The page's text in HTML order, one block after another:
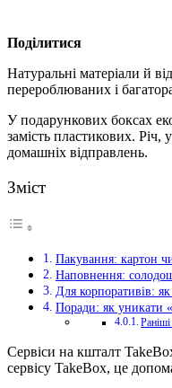
Поділитися
Натуральні матеріали й
перероблюваних і
У подарункових боксах
замість пластикових.
домашніх відправлень.
Зміст
Пакування: картон
Наповнення:
Для корпоративів:
Поради: як уникати
Раніші
Сервіси на кшталт
сервісу TakeBox, це